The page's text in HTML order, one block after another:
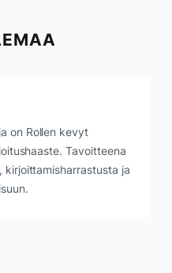
on Rollen kevyt
Tavoitteena
ja